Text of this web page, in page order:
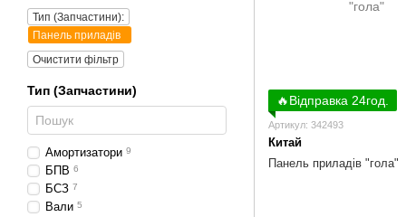
🔥Відправка 24год.
Артикул: 342493
Китай
Панель приладів "гола"
Тип (Запчастини):
Панель приладів
Очистити фільтр
Тип (Запчастини)
Амортизатори 9
БПВ 6
БСЗ 7
Вали 5